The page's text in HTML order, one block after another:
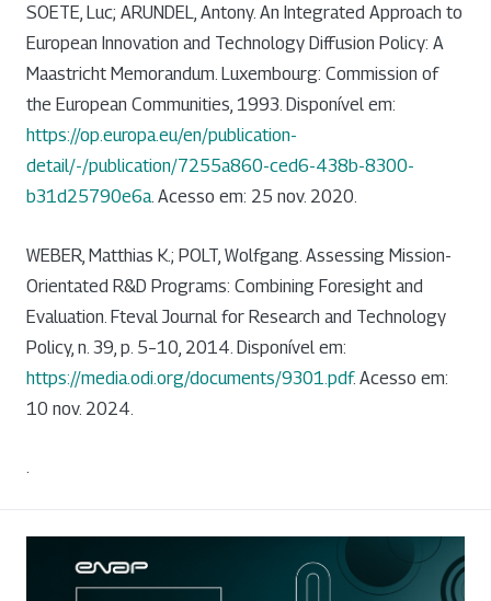
SOETE, Luc; ARUNDEL, Antony. An Integrated Approach to
European Innovation and Technology Diffusion Policy: A
Maastricht Memorandum. Luxembourg: Commission of
the European Communities, 1993. Disponível em:
https://op.europa.eu/en/publication-
detail/-/publication/7255a860-ced6-438b-8300-
b31d25790e6a. Acesso em: 25 nov. 2020.
WEBER, Matthias K.; POLT, Wolfgang. Assessing Mission-
Orientated R&D Programs: Combining Foresight and
Evaluation. Fteval Journal for Research and Technology
Policy, n. 39, p. 5–10, 2014. Disponível em:
https://media.odi.org/documents/9301.pdf. Acesso em:
10 nov. 2024.
.